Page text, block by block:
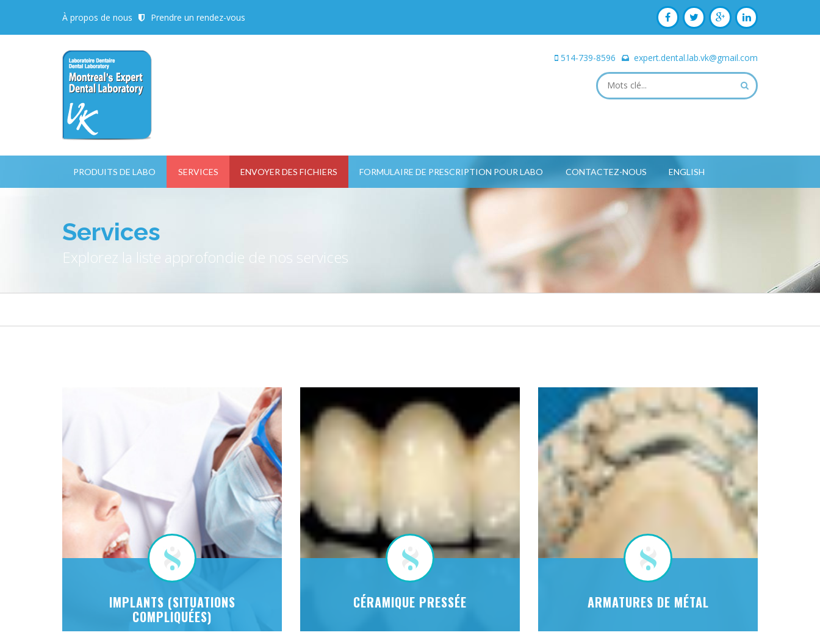
À propos de nous Prendre un rendez-vous
TOUS LES CHAMPS SONT REQUIS.
Fermer le formulaire de rendez-vous
514-739-8596 expert.dental.lab.vk@gmail.com
PRODUITS DE LABO SERVICES ENVOYER DES FICHIERS FORMULAIRE DE PRESCRIPTION POUR LABO CONTACTEZ-NOUS ENGLISH
Services
Explorez la liste approfondie de nos services
IMPLANTS (SITUATIONS
COMPLIQUÉES)
CÉRAMIQUE PRESSÉE ARMATURES DE MÉTAL